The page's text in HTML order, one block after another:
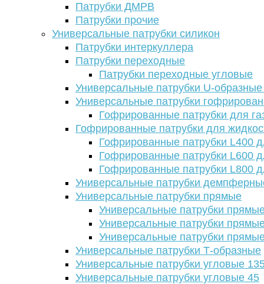
Патрубки ДМРВ
Патрубки прочие
Универсальные патрубки силикон
Патрубки интеркуллера
Патрубки переходные
Патрубки переходные угловые
Универсальные патрубки U-
Универсальные патрубки
Гофрированные патрубки для
Гофрированные патрубки для
Гофрированные патрубки L400
Гофрированные патрубки L600
Гофрированные патрубки L800
Универсальные патрубки
Универсальные патрубки прямые
Универсальные патрубки
Универсальные патрубки
Универсальные патрубки
Универсальные патрубки Т-образные
Универсальные патрубки угловые
Универсальные патрубки угловые 45